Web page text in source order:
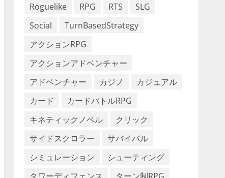
Roguelike
RPG RTS
SLG
Social
TurnBasedStrategy
アクションRPG
アクションアドベンチャー
アドベンチャー
カジノ
カジュアル
カード
カードバトルRPG
キネティックノベル
クリック
サイドスクロラー
サバイバル
シミュレーション
シューティング
タワーディフェンス
ターン制RPG